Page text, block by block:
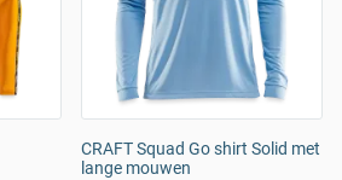
CRAFT Squad Go shirt Solid met
lange mouwen